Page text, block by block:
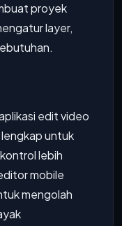
proyek
layer,
edit video
untuk
lebih
mobile
mengolah